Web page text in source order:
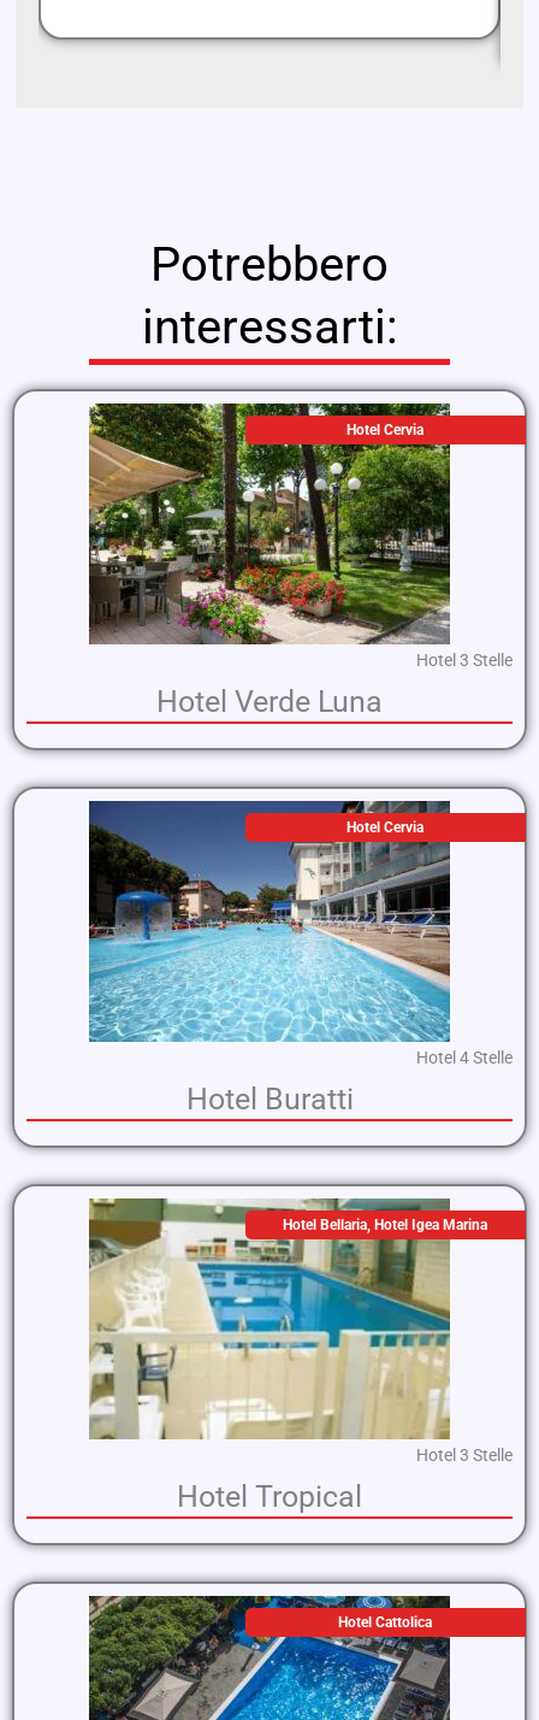
Potrebbero
interessarti:
Hotel Cervia
Hotel 3 Stelle
Hotel Verde Luna
Hotel Cervia
Hotel 4 Stelle
Hotel Buratti
Hotel Bellaria ,Hotel Igea Marina
Hotel 3 Stelle
Hotel Tropical
Hotel Cattolica